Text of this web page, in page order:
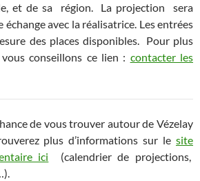
et de sa région. La projection sera
échange avec la réalisatrice. Les entrées
des places disponibles. Pour plus
conseillons ce lien : contacter les
de vous trouver autour de Vézelay
plus d’informations sur le site
ici (calendrier de projections,